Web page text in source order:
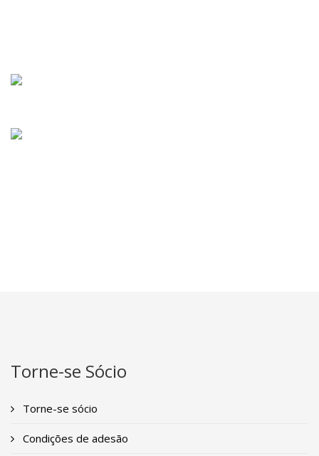
Torne-se Sócio
Torne-se sócio
Condições de adesão